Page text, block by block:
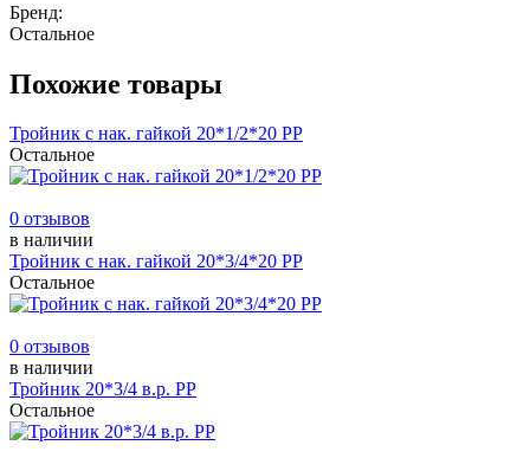
Бренд:
Остальное
Похожие товары
Тройник с нак. гайкой 20*1/2*20 РР
Остальное
0 отзывов
в наличии
Тройник с нак. гайкой 20*3/4*20 РР
Остальное
0 отзывов
в наличии
Тройник 20*3/4 в.р. РР
Остальное